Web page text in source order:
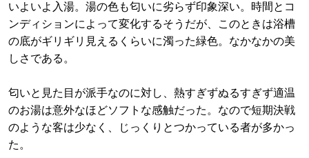
いよいよ入湯。湯の色も匂いに劣らず印象深い。時間とコ
ンディションによって変化するそうだが、このときは浴槽
の底がギリギリ見えるくらいに濁った緑色。なかなかの美
しさである。
匂いと見た目が派手なのに対し、熱すぎずぬるすぎず適温
のお湯は意外なほどソフトな感触だった。なので短期決戦
のような客は少なく、じっくりとつかっている者が多かっ
た。